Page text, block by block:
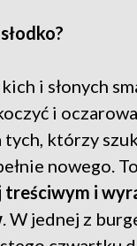
i słonych
i
tych, którzy
nowego.
i
. W jednej z